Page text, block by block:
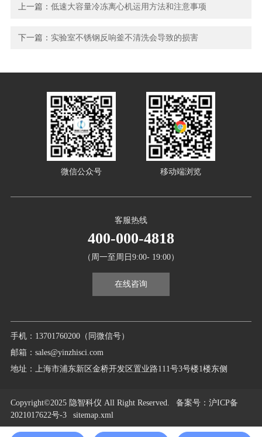
上一篇：低速大容量冷冻离心机运用方法和注意事项
下一篇： 实验室不锈钢反响釜不清洗会导致的损害
手机：13701760200（同微信号）
邮箱：sales@yinzhisci.com
地址：上海市浦东新区金桥开发区置业路111号3号楼1楼东侧
客服热线
400-000-4818
（周一至周日9:00- 19:00）
在线咨询
微信公众号 移动端浏览
Copyright©2025 隐智科仪 All Right Reserved. 备案号：沪ICP备
2021017622号-3
sitemap.xml